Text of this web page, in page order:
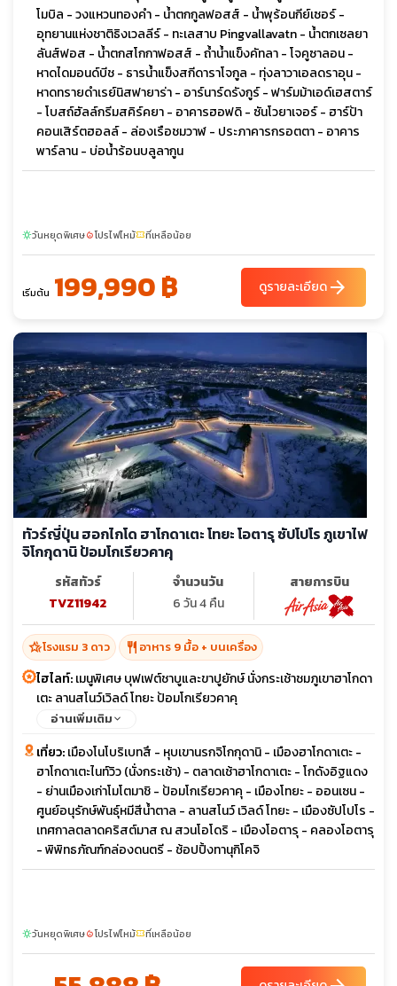
โมบิล - วงแหวนทองคำ - น้ำตกกูลฟอสส์ - น้ำพุร้อนกีย์เซอร์ -
อุทยานแห่งชาติธิงเวลลีร์ - ทะเลสาบ Pingvallavatn - น้ำตกเซลยา
ลันส์ฟอส - น้ำตกสโกกาฟอสส์ - ถ้ำน้ำแข็งคัทลา - โจคูซาลอน -
หาดไดมอนด์บีช - ธารน้ำแข็งสกีดาราโจกูล - ทุ่งลาวาเอลดราอุน -
หาดทรายดำเรย์นิสฟายาร่า - อาร์นาร์ดรังกูร์ - ฟาร์มม้าเอด์เฮสตาร์
- โบสถ์ฮัลล์กรีมสคิร์คยา - อาคารฮอฟดิ - ซันโวยาเจอร์ - ฮาร์ป้า
คอนเสิร์ตฮอลล์ - ล่องเรือชมวาฬ - ประภาคารกรอตตา - อาคาร
พาร์ลาน - บ่อน้ำร้อนบลูลากูน
sunnyวันหยุดพิเศษlocal_fire_departmentโปรไฟไหม้confirmation_numberที่เหลือน้อย
เริ่มต้น 199,990 ฿ ดูรายละเอียดarrow_forward
ทัวร์ญี่ปุ่น ฮอกไกโด ฮาโกดาเตะ โทยะ โอตารุ ซัปโปโร ภูเขาไฟ
จิโกกุดานิ ป้อมโกเรียวคาคุ
รหัสทัวร์
TVZ11942
จำนวนวัน
6 วัน 4 คืน
สายการบิน
hotel_classโรงแรม 3 ดาว restaurant อาหาร 9 มื้อ + บนเครื่อง
ไฮไลท์:เมนูพิเศษ บุฟเฟต์ชาบูและขาปูยักษ์ นั่งกระเช้าชมภูเขาฮาโกดา
เตะ ลานสโนว์เวิลด์ โทยะ ป้อมโกเรียวคาคุ
อ่านเพิ่มเติม
เที่ยว:เมืองโนโบริเบทสึ - หุบเขานรกจิโกกุดานิ - เมืองฮาโกดาเตะ -
ฮาโกดาเตะไนท์วิว (นั่งกระเช้า) - ตลาดเช้าฮาโกดาเตะ - โกดังอิฐแดง
- ย่านเมืองเก่าโมโตมาชิ - ป้อมโกเรียวคาคุ - เมืองโทยะ - ออนเซน -
ศูนย์อนุรักษ์พันธุ์หมีสีน้ำตาล - ลานสโนว์ เวิลด์ โทยะ - เมืองซัปโปโร -
เทศกาลตลาดคริสต์มาส ณ สวนโอโดริ - เมืองโอตารุ - คลองโอตารุ
- พิพิทธภัณฑ์กล่องดนตรี - ช้อปปิ้งทานุกิโคจิ
sunnyวันหยุดพิเศษlocal_fire_departmentโปรไฟไหม้confirmation_numberที่เหลือน้อย